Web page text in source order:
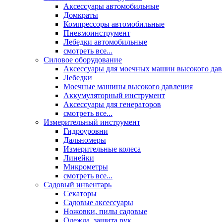
Аксессуары автомобильные
Домкраты
Компрессоры автомобильные
Пневмоинструмент
Лебедки автомобильные
смотреть все...
Силовое оборудование
Аксессуары для моечных машин высокого
Лебедки
Моечные машины высокого давления
Аккумуляторный инструмент
Аксессуары для генераторов
смотреть все...
Измерительный инструмент
Гидроуровни
Дальномеры
Измерительные колеса
Линейки
Микрометры
смотреть все...
Садовый инвентарь
Секаторы
Садовые аксессуары
Ножовки, пилы садовые
Одежда, защита рук